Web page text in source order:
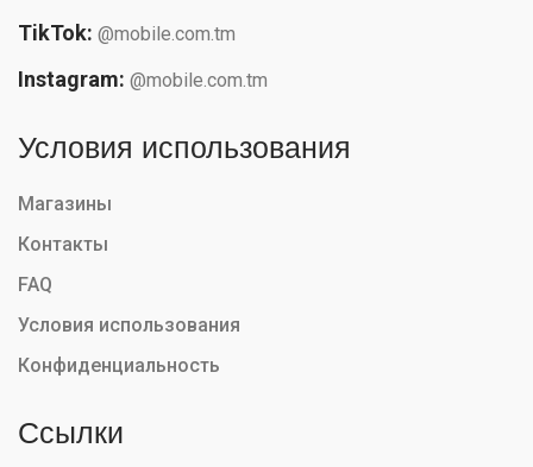
TikTok: @mobile.com.tm
Instagram: @mobile.com.tm
Условия использования
Магазины
Контакты
FAQ
Условия использования
Конфиденциальность
Ссылки